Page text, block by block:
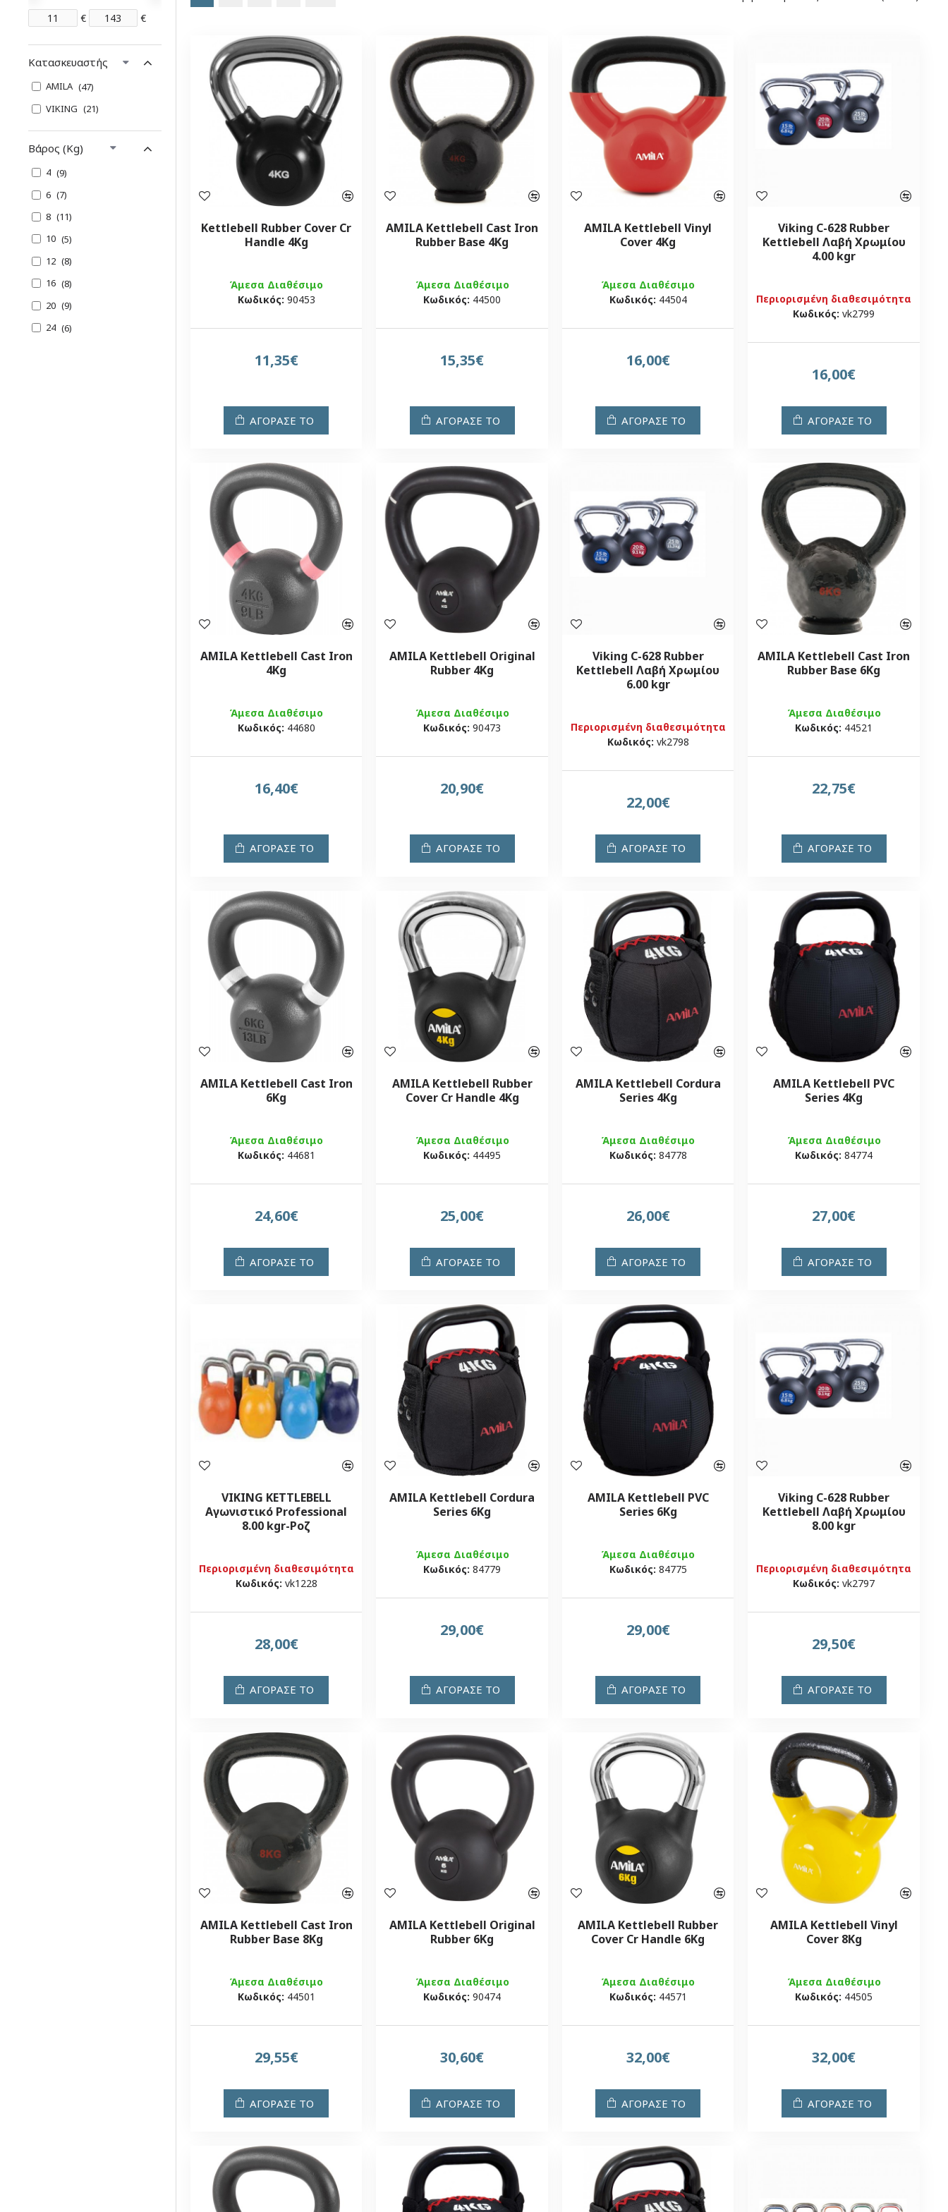
€ €
Κατασκευαστής
AMILA
47
VIKING
21
Βάρος (Kg)
4
9
6
7
8
11
10
5
12
8
16
8
20
9
24
6
Άμεσα Διαθέσιμο
Κωδικός: 90453
Kettlebell Rubber Cover Cr
Handle 4Kg
11,35€
ΑΓΟΡΑΣΕ ΤΟ
Άμεσα Διαθέσιμο
Κωδικός: 44500
AMILA Kettlebell Cast Iron
Rubber Base 4Kg
15,35€
ΑΓΟΡΑΣΕ ΤΟ
Άμεσα Διαθέσιμο
Κωδικός: 44504
AMILA Kettlebell Vinyl
Cover 4Kg
16,00€
ΑΓΟΡΑΣΕ ΤΟ
Περιορισμένη διαθεσιμότητα
Κωδικός: vk2799
Viking C-628 Rubber
Kettlebell Λαβή Χρωμίου
4.00 kgr
16,00€
ΑΓΟΡΑΣΕ ΤΟ
Άμεσα Διαθέσιμο
Κωδικός: 44680
AMILA Kettlebell Cast Iron
4Kg
16,40€
ΑΓΟΡΑΣΕ ΤΟ
Άμεσα Διαθέσιμο
Κωδικός: 90473
AMILA Kettlebell Original
Rubber 4Kg
20,90€
ΑΓΟΡΑΣΕ ΤΟ
Περιορισμένη διαθεσιμότητα
Κωδικός: vk2798
Viking C-628 Rubber
Kettlebell Λαβή Χρωμίου
6.00 kgr
22,00€
ΑΓΟΡΑΣΕ ΤΟ
Άμεσα Διαθέσιμο
Κωδικός: 44521
AMILA Kettlebell Cast Iron
Rubber Base 6Kg
22,75€
ΑΓΟΡΑΣΕ ΤΟ
Άμεσα Διαθέσιμο
Κωδικός: 44681
AMILA Kettlebell Cast Iron
6Kg
24,60€
ΑΓΟΡΑΣΕ ΤΟ
Άμεσα Διαθέσιμο
Κωδικός: 44495
AMILA Kettlebell Rubber
Cover Cr Handle 4Kg
25,00€
ΑΓΟΡΑΣΕ ΤΟ
Άμεσα Διαθέσιμο
Κωδικός: 84778
AMILA Kettlebell Cordura
Series 4Kg
26,00€
ΑΓΟΡΑΣΕ ΤΟ
Άμεσα Διαθέσιμο
Κωδικός: 84774
AMILA Kettlebell PVC
Series 4Kg
27,00€
ΑΓΟΡΑΣΕ ΤΟ
Περιορισμένη διαθεσιμότητα
Κωδικός: vk1228
VIKING KETTLEBELL
Αγωνιστικό Professional
8.00 kgr-Ροζ
28,00€
ΑΓΟΡΑΣΕ ΤΟ
Άμεσα Διαθέσιμο
Κωδικός: 84779
AMILA Kettlebell Cordura
Series 6Kg
29,00€
ΑΓΟΡΑΣΕ ΤΟ
Άμεσα Διαθέσιμο
Κωδικός: 84775
AMILA Kettlebell PVC
Series 6Kg
29,00€
ΑΓΟΡΑΣΕ ΤΟ
Περιορισμένη διαθεσιμότητα
Κωδικός: vk2797
Viking C-628 Rubber
Kettlebell Λαβή Χρωμίου
8.00 kgr
29,50€
ΑΓΟΡΑΣΕ ΤΟ
Άμεσα Διαθέσιμο
Κωδικός: 44501
AMILA Kettlebell Cast Iron
Rubber Base 8Kg
29,55€
ΑΓΟΡΑΣΕ ΤΟ
Άμεσα Διαθέσιμο
Κωδικός: 90474
AMILA Kettlebell Original
Rubber 6Kg
30,60€
ΑΓΟΡΑΣΕ ΤΟ
Άμεσα Διαθέσιμο
Κωδικός: 44571
AMILA Kettlebell Rubber
Cover Cr Handle 6Kg
32,00€
ΑΓΟΡΑΣΕ ΤΟ
Άμεσα Διαθέσιμο
Κωδικός: 44505
AMILA Kettlebell Vinyl
Cover 8Kg
32,00€
ΑΓΟΡΑΣΕ ΤΟ